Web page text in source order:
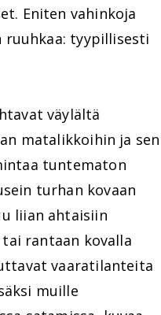
Eniten vahinkoja
tyypillisesti
väylältä
matalikkoihin ja sen
tuntematon
turhan kovaan
liian ahtaisiin
rantaan kovalla
vaaratilanteita
muille